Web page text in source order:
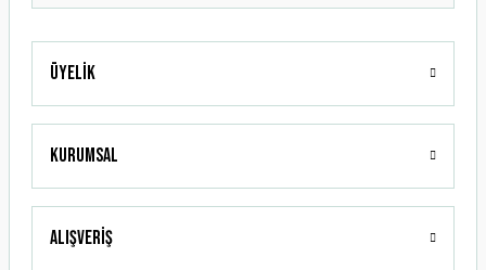
Gönder
Üyelik
Kurumsal
Alışveriş